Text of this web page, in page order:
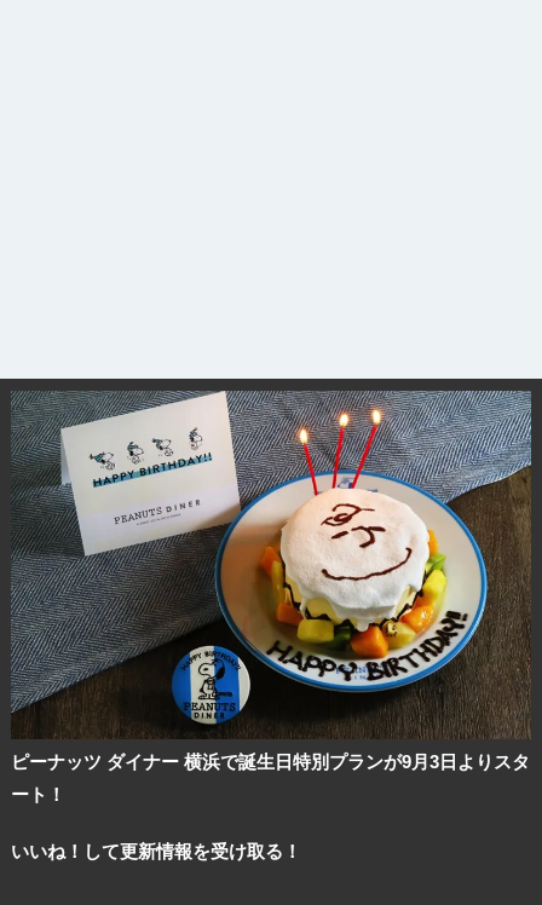
ピーナッツ ダイナー 横浜で誕生日特別プランが9月3日よりスタ
ート！
いいね！して更新情報を受け取る！